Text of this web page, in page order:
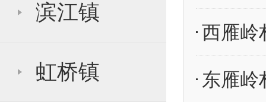
滨江镇
虹桥镇
西雁岭
东雁岭